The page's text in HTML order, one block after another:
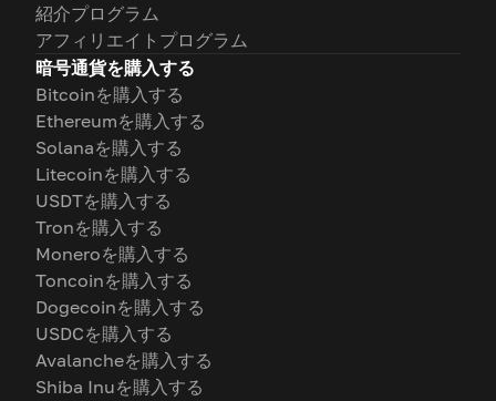
紹介プログラム
アフィリエイトプログラム
暗号通貨を購入する
Bitcoinを購入する
Ethereumを購入する
Solanaを購入する
Litecoinを購入する
USDTを購入する
Tronを購入する
Moneroを購入する
Toncoinを購入する
Dogecoinを購入する
USDCを購入する
Avalancheを購入する
Shiba Inuを購入する